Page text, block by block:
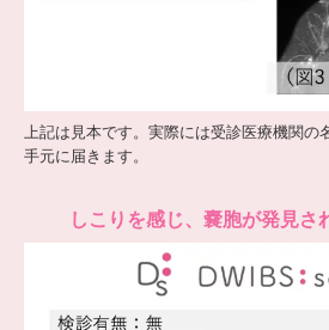
上記は見本です。実際には受診医療機関の
手元に届きます。
しこりを感じ、嚢胞が発見さ